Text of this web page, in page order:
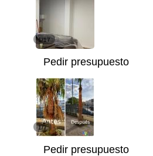
1/17
Pedir presupuesto
1/7
Pedir presupuesto